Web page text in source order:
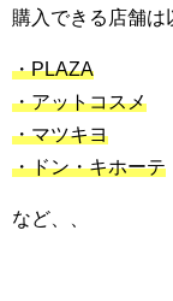
購入できる店舗は
・PLAZA
・アットコスメ
・マツキヨ
・ドン・キホーテ
など、、